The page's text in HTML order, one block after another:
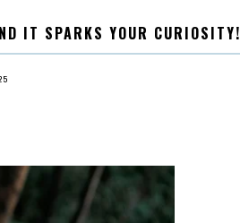
IT SPARKS YOUR CURIOSITY!